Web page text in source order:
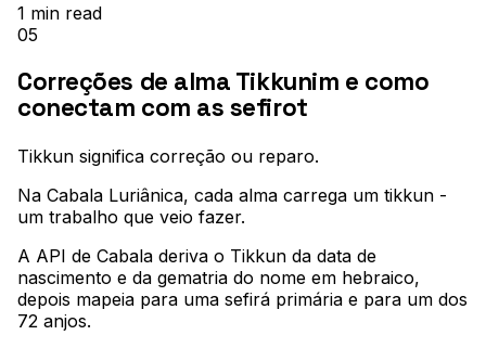
1 min read
05
Correções de alma Tikkunim e como
conectam com as sefirot
Tikkun significa correção ou reparo.
Na Cabala Luriânica, cada alma carrega um tikkun -
um trabalho que veio fazer.
A API de Cabala deriva o Tikkun da data de
nascimento e da gematria do nome em hebraico,
depois mapeia para uma sefirá primária e para um dos
72 anjos.